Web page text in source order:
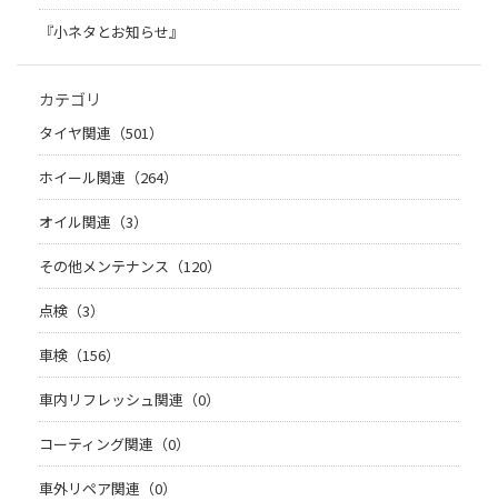
『小ネタとお知らせ』
カテゴリ
タイヤ関連（501）
ホイール関連（264）
オイル関連（3）
その他メンテナンス（120）
点検（3）
車検（156）
車内リフレッシュ関連（0）
コーティング関連（0）
車外リペア関連（0）